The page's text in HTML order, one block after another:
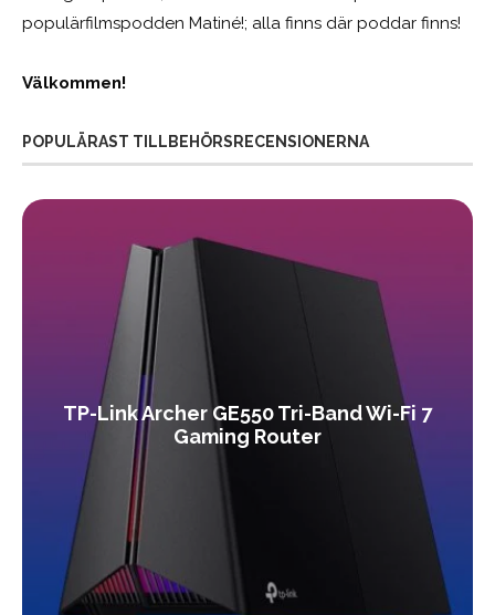
populärfilmspodden Matiné!; alla finns där poddar finns!
Välkommen!
POPULÄRAST TILLBEHÖRSRECENSIONERNA
TP-Link Archer GE550 Tri-Band Wi-Fi 7
Gaming Router